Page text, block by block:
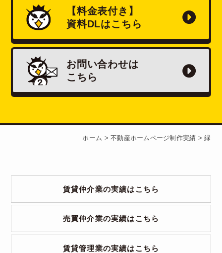
【料金表付き】
資料DLはこちら
お問い合わせは
こちら
ホーム >不動産ホームページ制作実績 >緑
賃貸仲介業の実績はこちら
売買仲介業の実績はこちら
賃貸管理業の実績はこちら